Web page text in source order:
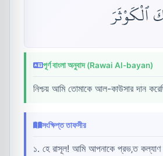
ٱلْكَوْثَرَ
পূর্ণ বাংলা অনুবাদ (Rawai Al-bayan)
নিশ্চয় আমি তোমাকে আল-কাউসার দান
সংক্ষিপ্ত তাফসীর
১. হে রাসূল! আমি আপনাকে প্রভ‚ত কল্যাণ